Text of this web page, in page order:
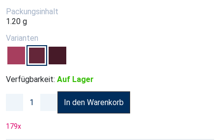
Packungsinhalt
1.20 g
Varianten
Verfügbarkeit: Auf Lager
In den Warenkorb
179x